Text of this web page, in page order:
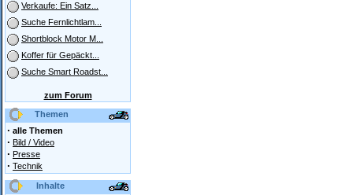
Verkaufe: Ein Satz...
Suche Fernlichtlam...
Shortblock Motor M...
Koffer für Gepäckt...
Suche Smart Roadst...
zum Forum
Themen
· alle Themen
· Bild / Video
· Presse
· Technik
Inhalte